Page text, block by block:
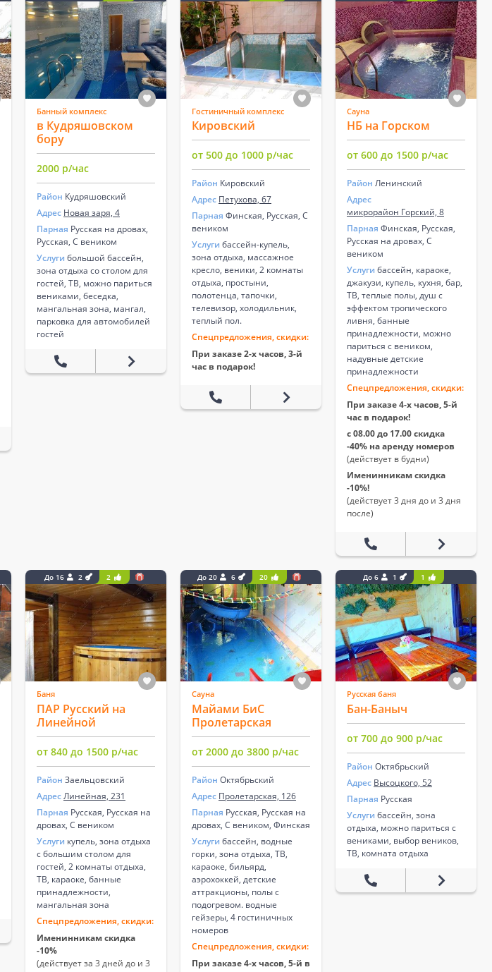
Банный комплекс
в Кудряшовском
бору
2000 р/час
Район Кудряшовский
Адрес Новая заря, 4
Парная Русская на дровах,
Русская, С веником
Услуги большой бассейн,
зона отдыха со столом для
гостей, ТВ, можно париться
вениками, беседка,
мангальная зона, мангал,
парковка для автомобилей
гостей
Гостиничный комплекс
Кировский
от 500 до 1000 р/час
Район Кировский
Адрес Петухова, 67
Парная Финская, Русская, С
веником
Услуги бассейн-купель,
зона отдыха, массажное
кресло, веники, 2 комнаты
отдыха, простыни,
полотенца, тапочки,
телевизор, холодильник,
теплый пол.
Спецпредложения, скидки:
При заказе 2-х часов, 3-й
час в подарок!
Сауна
НБ на Горском
от 600 до 1500 р/час
Район Ленинский
Адрес
микрорайон Горский, 8
Парная Финская, Русская,
Русская на дровах, С
веником
Услуги бассейн, караоке,
джакузи, купель, кухня, бар,
ТВ, теплые полы, душ с
эффектом тропического
ливня, банные
принадлежности, можно
париться с веником,
надувные детские
принадлежности
Спецпредложения, скидки:
При заказе 4-х часов, 5-й
час в подарок!
с 08.00 до 17.00 скидка
-40% на аренду номеров
(действует в будни)
Именинникам скидка
-10%!
(действует 3 дня до и 3 дня
после)
До 16 2 2
Баня
ПАР Русский на
Линейной
от 840 до 1500 р/час
Район Заельцовский
АдресЛинейная, 231
Парная Русская, Русская на
дровах, С веником
Услуги купель, зона отдыха
с большим столом для
гостей, 2 комнаты отдыха,
ТВ, караоке, банные
принадлежности,
мангальная зона
Спецпредложения, скидки:
Именинникам скидка
-10%
(действует за 3 дней до и 3
До 20 6 20
Сауна
Майами БиС
Пролетарская
от 2000 до 3800 р/час
Район Октябрьский
Адрес Пролетарская, 126
Парная Русская, Русская на
дровах, С веником, Финская
Услуги бассейн, водные
горки, зона отдыха, ТВ,
караоке, бильярд,
аэрохоккей, детские
аттракционы, полы с
подогревом. водные
гейзеры, 4 гостиничных
номеров
Спецпредложения, скидки:
При заказе 4-х часов, 5-й в
До 6 1 1
Русская баня
Бан-Баныч
от 700 до 900 р/час
Район Октябрьский
Адрес Высоцкого, 52
Парная Русская
Услуги бассейн, зона
отдыха, можно париться с
вениками, выбор веников,
ТВ, комната отдыха